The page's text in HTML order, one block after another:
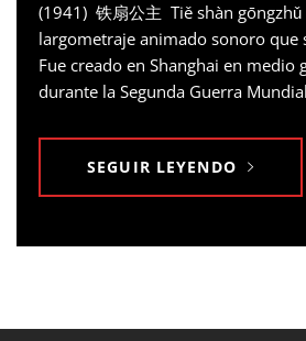
(1941) 铁扇公主 Tiě shàn
largometraje animado sonoro que
Fue creado en Shanghai en medio
durante la Segunda Guerra Mundial
SEGUIR LEYENDO